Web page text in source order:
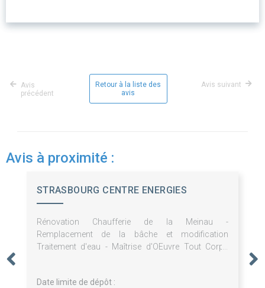
Avis
précédent
Retour à la liste des
avis
Avis suivant
Avis à proximité :
STRASBOURG CENTRE ENERGIES
Rénovation Chaufferie de la Meinau -
Remplacement de la bâche et modification
Traitement d'eau - Maîtrise d'OEuvre Tout Corps
Date limite de dépôt :